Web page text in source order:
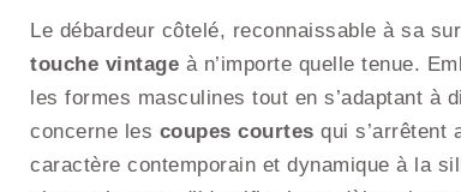
Le débardeur côtelé, reconnaissable à sa
touche vintage à n’importe quelle tenue.
les formes masculines tout en s’adaptant à
concerne les coupes courtes qui s’arrêtent
caractère contemporain et dynamique à la